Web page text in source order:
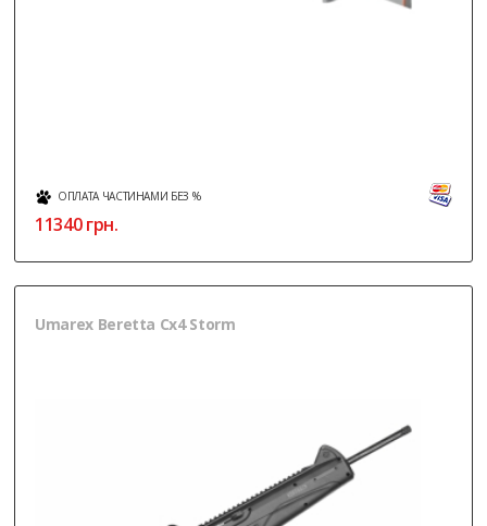
ОПЛАТА ЧАСТИНАМИ БЕЗ %
11340грн.
Umarex Beretta Cx4 Storm